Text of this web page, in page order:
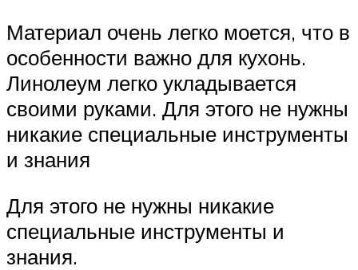
Материал очень легко моется, что в
особенности важно для кухонь.
Линолеум легко укладывается
своими руками. Для этого не нужны
никакие специальные инструменты
и знания
Для этого не нужны никакие
специальные инструменты и
знания.